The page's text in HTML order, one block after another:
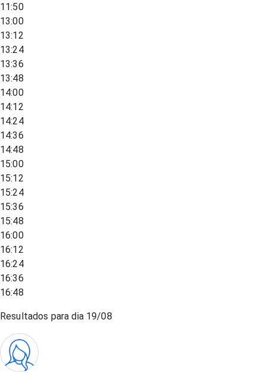
11:50
13:00
13:12
13:24
13:36
13:48
14:00
14:12
14:24
14:36
14:48
15:00
15:12
15:24
15:36
15:48
16:00
16:12
16:24
16:36
16:48
Resultados para dia 19/08